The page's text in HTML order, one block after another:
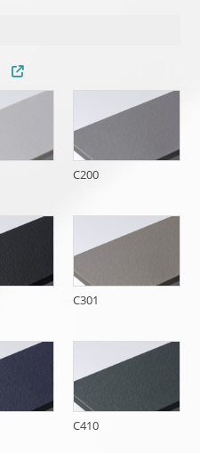
C200
C301
C410